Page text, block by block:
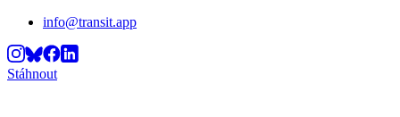
info@transit.app
Stáhnout